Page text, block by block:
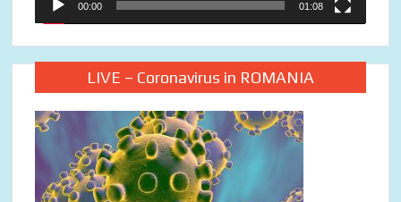
00:00 01:08
LIVE – Coronavirus in ROMANIA